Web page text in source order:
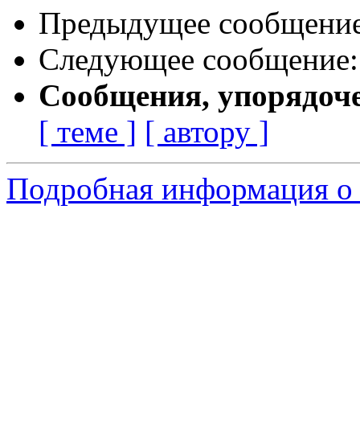
Предыдущее
Следующее
Сообщения,
[ теме ] [ автору ]
Подробная информация о